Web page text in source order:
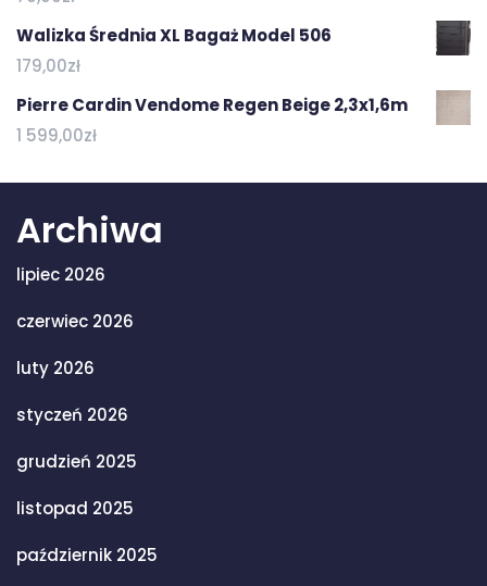
Walizka Średnia XL Bagaż Model 506
179,00zł
Pierre Cardin Vendome Regen Beige 2,3x1,6m
1 599,00zł
Archiwa
lipiec 2026
czerwiec 2026
luty 2026
styczeń 2026
grudzień 2025
listopad 2025
październik 2025